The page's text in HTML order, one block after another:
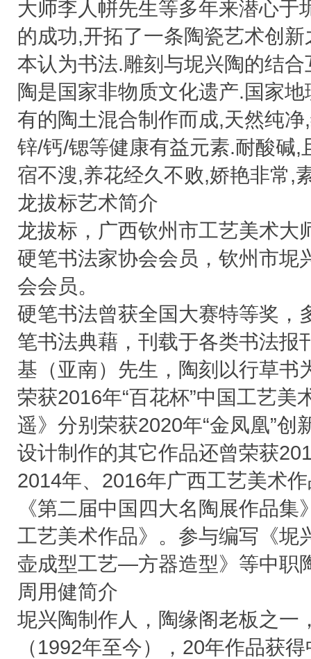
大师李人帡先生等多年来潜心于
的成功,开拓了一条陶瓷艺术创
本认为书法.雕刻与坭兴陶的结
陶是国家非物质文化遗产.国家
有的陶土混合制作而成,天然纯
锌/钙/锶等健康有益元素.耐酸碱
宿不溲,养花经久不败,娇艳非常,
龙拔标艺术简介
龙拔标，广西钦州市工艺美术大
硬笔书法家协会会员，钦州市坭
会会员。
硬笔书法曾获全国大赛特等奖，
笔书法典藉，刊载于各类书法报
基（亚南）先生，陶刻以行草书
荣获2016年“百花杯”中国工艺
遥》分别荣获2020年“金凤凰”
设计制作的其它作品还曾荣获
2014年、2016年广西工艺美术
《第二届中国四大名陶展作品
工艺美术作品》。参与编写《坭
壶成型工艺—方器造型》等中职
周用健简介
坭兴陶制作人，陶缘阁老板之一
（1992年至今），20年作品获